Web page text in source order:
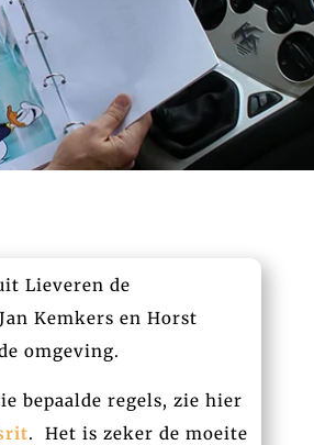
Lieveren de
Kemkers en Horst
omgeving.
bepaalde regels, zie hier
. Het is zeker de moeite